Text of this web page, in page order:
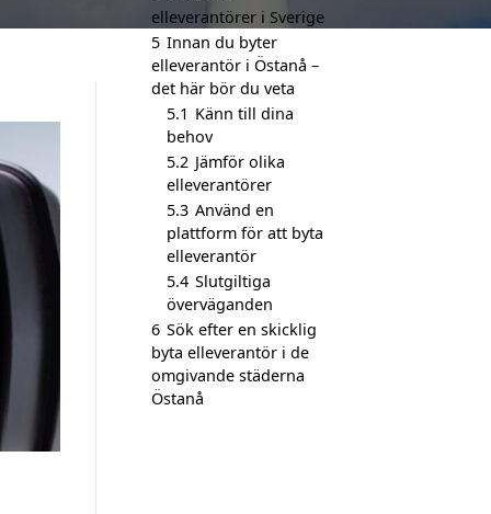
elleverantörer i Sverige
5 Innan du byter
elleverantör i Östanå –
det här bör du veta
5.1 Känn till dina
behov
5.2 Jämför olika
elleverantörer
5.3 Använd en
plattform för att byta
elleverantör
5.4 Slutgiltiga
överväganden
6 Sök efter en skicklig
byta elleverantör i de
omgivande städerna
Östanå